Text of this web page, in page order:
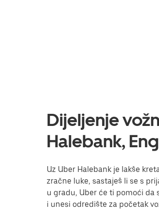
Dijeljenje
Halebank,
Uz Uber Halebank je lakše
zračne luke, sastaješ li se s
u gradu, Uber će ti pomoći da
i unesi odredište za početak